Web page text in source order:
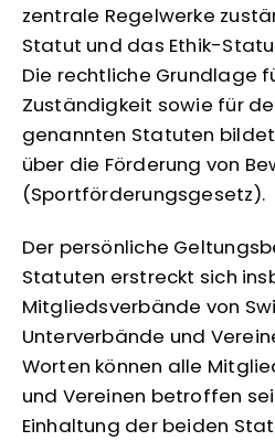
zentrale Regelwerke
Statut und das Ethik-
Die rechtliche Grundlage
Zuständigkeit sowie für
genannten Statuten
über die Förderung von
(Sportförderungsgesetz).
Der persönliche
Statuten erstreckt sich
Mitgliedsverbände von
Unterverbände und
Worten können alle
und Vereinen betroffen
Einhaltung der beiden